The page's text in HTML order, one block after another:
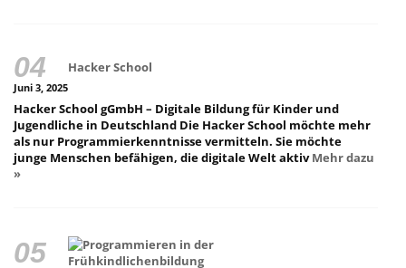
Hacker School
Juni 3, 2025
Hacker School gGmbH – Digitale Bildung für Kinder und
Jugendliche in Deutschland Die Hacker School möchte mehr
als nur Programmierkenntnisse vermitteln. Sie möchte
junge Menschen befähigen, die digitale Welt aktivMehr dazu
»